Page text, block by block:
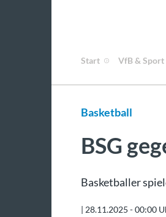
Start VfB & Sport
Basketball
BSG
Basketballer
| 28.11.2025 - 00:00